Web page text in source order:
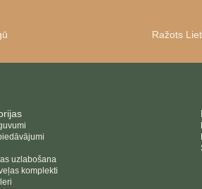
Ražots
uzlabošana
komplekti